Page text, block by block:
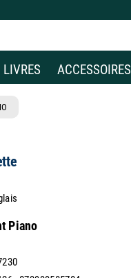
LIVRES ACCESSOIRES
Piano